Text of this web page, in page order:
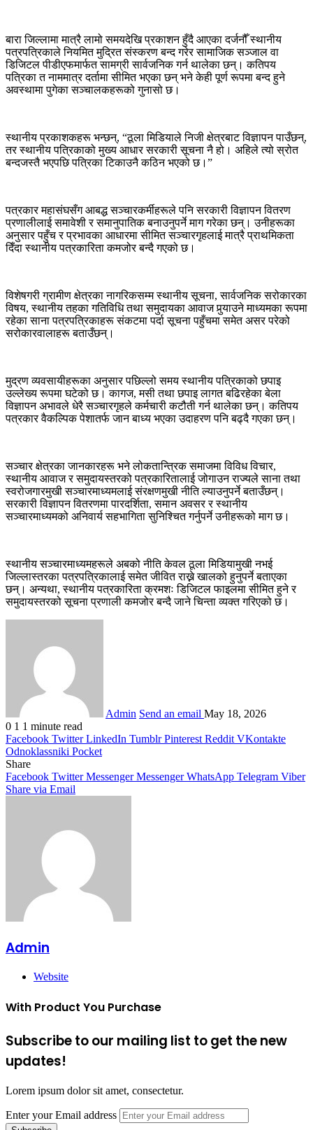
बारा जिल्लामा मात्रै लामो समयदेखि प्रकाशन हुँदै आएका दर्जनौँ स्थानीय
पत्रपत्रिकाले नियमित मुद्रित संस्करण बन्द गरेर सामाजिक सञ्जाल वा
डिजिटल पीडीएफमार्फत सामग्री सार्वजनिक गर्न थालेका छन्। कतिपय
पत्रिका त नाममात्र दर्तामा सीमित भएका छन् भने केही पूर्ण रूपमा बन्द हुने
अवस्थामा पुगेका सञ्चालकहरूको गुनासो छ।
स्थानीय प्रकाशकहरू भन्छन्, “ठूला मिडियाले निजी क्षेत्रबाट विज्ञापन पाउँछन्,
तर स्थानीय पत्रिकाको मुख्य आधार सरकारी सूचना नै हो। अहिले त्यो स्रोत
बन्दजस्तै भएपछि पत्रिका टिकाउनै कठिन भएको छ।”
पत्रकार महासंघसँग आबद्ध सञ्चारकर्मीहरूले पनि सरकारी विज्ञापन वितरण
प्रणालीलाई समावेशी र समानुपातिक बनाउनुपर्ने माग गरेका छन्। उनीहरूका
अनुसार पहुँच र प्रभावका आधारमा सीमित सञ्चारगृहलाई मात्रै प्राथमिकता
दिँदा स्थानीय पत्रकारिता कमजोर बन्दै गएको छ।
विशेषगरी ग्रामीण क्षेत्रका नागरिकसम्म स्थानीय सूचना, सार्वजनिक सरोकारका
विषय, स्थानीय तहका गतिविधि तथा समुदायका आवाज पुर्‍याउने माध्यमका रूपमा
रहेका साना पत्रपत्रिकाहरू संकटमा पर्दा सूचना पहुँचमा समेत असर परेको
सरोकारवालाहरू बताउँछन्।
मुद्रण व्यवसायीहरूका अनुसार पछिल्लो समय स्थानीय पत्रिकाको छपाइ
उल्लेख्य रूपमा घटेको छ। कागज, मसी तथा छपाइ लागत बढिरहेका बेला
विज्ञापन अभावले धेरै सञ्चारगृहले कर्मचारी कटौती गर्न थालेका छन्। कतिपय
पत्रकार वैकल्पिक पेशातर्फ जान बाध्य भएका उदाहरण पनि बढ्दै गएका छन्।
सञ्चार क्षेत्रका जानकारहरू भने लोकतान्त्रिक समाजमा विविध विचार,
स्थानीय आवाज र समुदायस्तरको पत्रकारितालाई जोगाउन राज्यले साना तथा
स्वरोजगारमुखी सञ्चारमाध्यमलाई संरक्षणमुखी नीति ल्याउनुपर्ने बताउँछन्।
सरकारी विज्ञापन वितरणमा पारदर्शिता, समान अवसर र स्थानीय
सञ्चारमाध्यमको अनिवार्य सहभागिता सुनिश्चित गर्नुपर्ने उनीहरूको माग छ।
स्थानीय सञ्चारमाध्यमहरूले अबको नीति केवल ठूला मिडियामुखी नभई
जिल्लास्तरका पत्रपत्रिकालाई समेत जीवित राख्ने खालको हुनुपर्ने बताएका
छन्। अन्यथा, स्थानीय पत्रकारिता क्रमशः डिजिटल फाइलमा सीमित हुने र
समुदायस्तरको सूचना प्रणाली कमजोर बन्दै जाने चिन्ता व्यक्त गरिएको छ।
Admin Send an email May 18, 2026
0 1 1 minute read
Facebook Twitter LinkedIn Tumblr Pinterest Reddit VKontakte
Odnoklassniki Pocket
Share
Facebook Twitter Messenger Messenger WhatsApp Telegram Viber
Share via Email
Admin
Website
With Product You Purchase
Subscribe to our mailing list to get the new
updates!
Lorem ipsum dolor sit amet, consectetur.
Enter your Email address